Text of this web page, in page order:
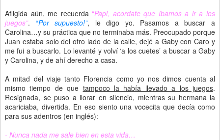
Afligida aún, me recuerda“Papi, acordate que íbamos a ir a los
juegos”. “Por supuesto!”, le digo yo. Pasamos a buscar a
Carolina…y su práctica que no terminaba más. Preocupado porque
Juan estaba solo del otro lado de la calle, dejé a Gaby con Caro y
me fui a buscarlo. Lo levanté y volví ‘a los cuetes’ a buscar a Gaby
y Carolina, y de ahí derecho a casa.
A mitad del viaje tanto Florencia como yo nos dimos cuenta al
mismo tiempo de que tampoco la había llevado a los juegos.
Resignada, se puso a llorar en silencio, mientras su hermana la
acariciaba, divertida. En eso siento una vocecita que decía como
para sus adentros (en inglés):
- Nunca nada me sale bien en esta vida…